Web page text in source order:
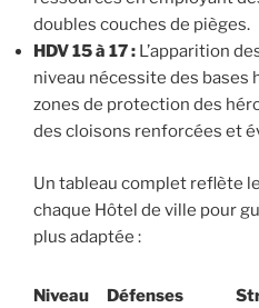
doubles couches de pièges.
HDV 15 à 17 : L’apparition
niveau nécessite des bases
zones de protection des
des cloisons renforcées et
Un tableau complet reflète
chaque Hôtel de ville pour
plus adaptée :
Niveau
Défenses